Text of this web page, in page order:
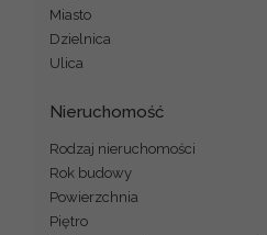
Miasto
Dzielnica
Ulica
Nieruchomość
Rodzaj nieruchomości
Rok budowy
Powierzchnia
Piętro